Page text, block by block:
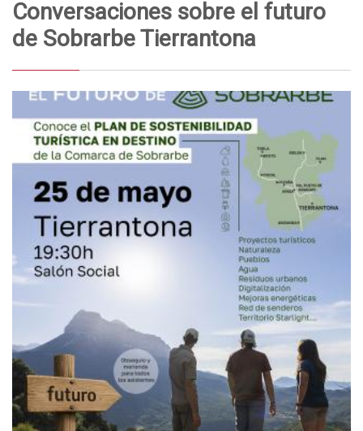
Conversaciones sobre el futuro
de Sobrarbe Tierrantona